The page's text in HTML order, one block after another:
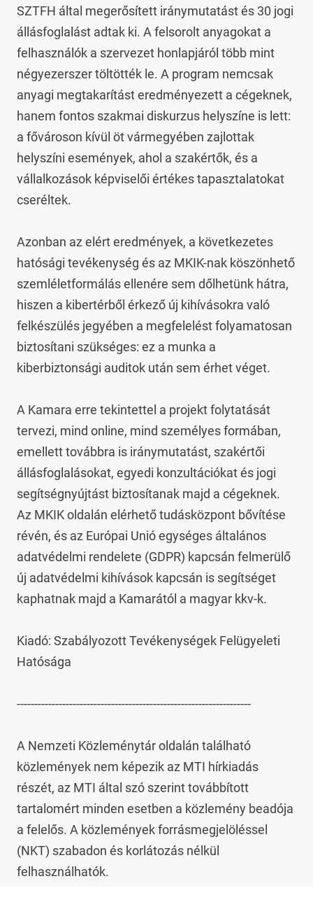
SZTFH által megerősített iránymutatást és 30 jogi
állásfoglalást adtak ki. A felsorolt anyagokat a
felhasználók a szervezet honlapjáról több mint
négyezerszer töltötték le. A program nemcsak
anyagi megtakarítást eredményezett a cégeknek,
hanem fontos szakmai diskurzus helyszíne is lett:
a fővároson kívül öt vármegyében zajlottak
helyszíni események, ahol a szakértők, és a
vállalkozások képviselői értékes tapasztalatokat
cseréltek.
Azonban az elért eredmények, a következetes
hatósági tevékenység és az MKIK-nak köszönhető
szemléletformálás ellenére sem dőlhetünk hátra,
hiszen a kibertérből érkező új kihívásokra való
felkészülés jegyében a megfelelést folyamatosan
biztosítani szükséges: ez a munka a
kiberbiztonsági auditok után sem érhet véget.
A Kamara erre tekintettel a projekt folytatását
tervezi, mind online, mind személyes formában,
emellett továbbra is iránymutatást, szakértői
állásfoglalásokat, egyedi konzultációkat és jogi
segítségnyújtást biztosítanak majd a cégeknek.
Az MKIK oldalán elérhető tudásközpont bővítése
révén, és az Európai Unió egységes általános
adatvédelmi rendelete (GDPR) kapcsán felmerülő
új adatvédelmi kihívások kapcsán is segítséget
kaphatnak majd a Kamarától a magyar kkv-k.
Kiadó: Szabályozott Tevékenységek Felügyeleti
Hatósága
-------------------------------------------------------------------
A Nemzeti Közleménytár oldalán található
közlemények nem képezik az MTI hírkiadás
részét, az MTI által szó szerint továbbított
tartalomért minden esetben a közlemény beadója
a felelős. A közlemények forrásmegjelöléssel
(NKT) szabadon és korlátozás nélkül
felhasználhatók.